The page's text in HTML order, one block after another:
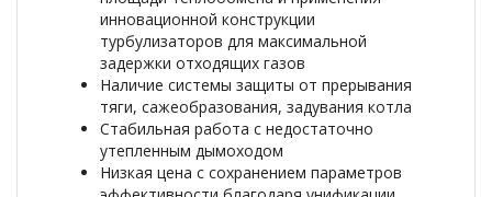
инновационной конструкции
турбулизаторов для максимальной
задержки отходящих газов
Наличие системы защиты от прерывания
тяги, сажеобразования, задувания котла
Стабильная работа с недостаточно
утепленным дымоходом
Низкая цена с сохранением параметров